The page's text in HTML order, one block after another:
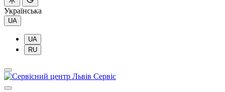
Українська
UA
UA
RU